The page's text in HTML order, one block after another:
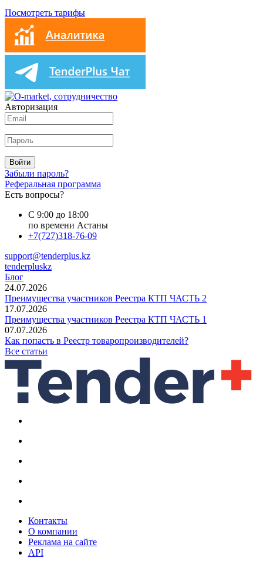
Посмотреть тарифы
Авторизация
Войти
Забыли пароль?
Реферальная программа
Есть вопросы?
С 9:00 до 18:00
по времени Астаны
+7(727)318-76-09
support@tenderplus.kz
tenderpluskz
Блог
24.07.2026
Преимущества участников Реестра КТП ЧАСТЬ 2
17.07.2026
Преимущества участников Реестра КТП ЧАСТЬ 1
07.07.2026
Как попасть в Реестр товаропроизводителей?
Все статьи
Контакты
О компании
Реклама на сайте
API